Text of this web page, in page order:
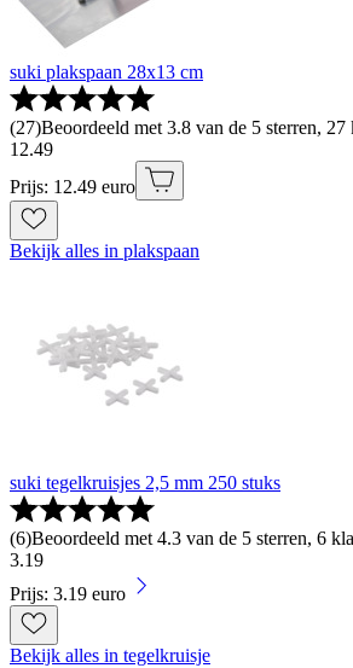
suki plakspaan 28x13 cm
(27)Beoordeeld met 3.8 van de 5 sterren,
12.49
Prijs: 12.49 euro
Bekijk alles in plakspaan
suki tegelkruisjes 2,5 mm 250 stuks
(6)Beoordeeld met 4.3 van de 5 sterren, 6
3.19
Prijs: 3.19 euro
Bekijk alles in tegelkruisje